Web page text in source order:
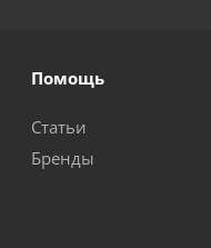
Помощь
Статьи
Бренды